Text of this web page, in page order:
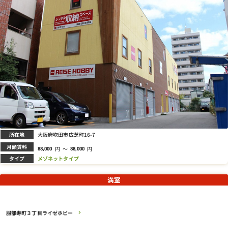
所在地 大阪府吹田市広芝町16-7
月額賃料 88,000 円 ～ 88,000 円
タイプ メゾネットタイプ
服部寿町３丁目ライゼホビー
満室